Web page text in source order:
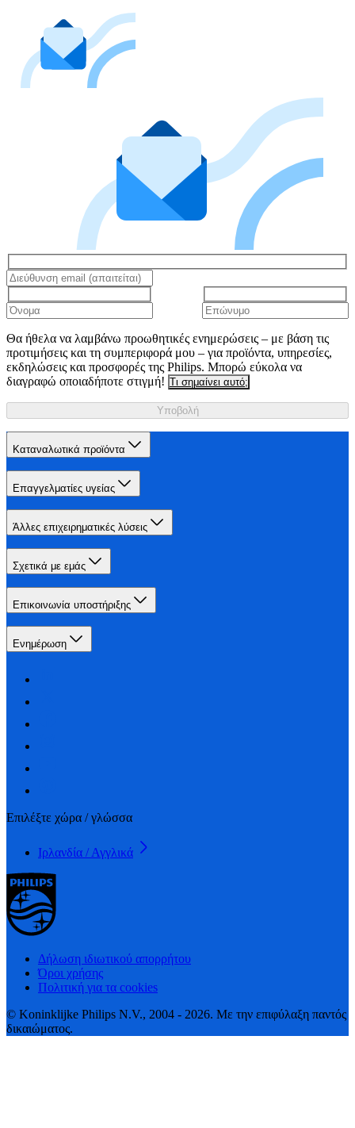
Θα ήθελα να λαμβάνω προωθητικές ενημερώσεις – με βάση τις
προτιμήσεις και τη συμπεριφορά μου – για προϊόντα, υπηρεσίες,
εκδηλώσεις και προσφορές της Philips. Μπορώ εύκολα να
διαγραφώ οποιαδήποτε στιγμή! Τι σημαίνει αυτό;
Υποβολή
Καταναλωτικά προϊόντα
Επαγγελματίες υγείας
Άλλες επιχειρηματικές λύσεις
Σχετικά με εμάς
Επικοινωνία υποστήριξης
Ενημέρωση
Επιλέξτε χώρα / γλώσσα
Ιρλανδία / Αγγλικά
Δήλωση ιδιωτικού απορρήτου
Όροι χρήσης
Πολιτική για τα cookies
© Koninklijke Philips N.V., 2004 - 2026. Με την επιφύλαξη παντός
δικαιώματος.